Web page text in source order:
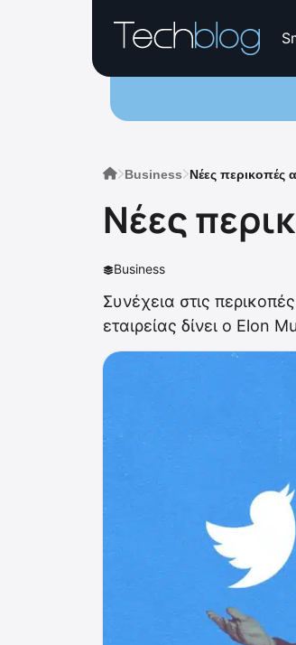
Business Νέες περικοπές
Νέες
Business
Συνέχεια στις
εταιρείας δίνει ο Elon